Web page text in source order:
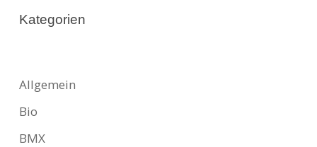
Kategorien
Allgemein
Bio
BMX